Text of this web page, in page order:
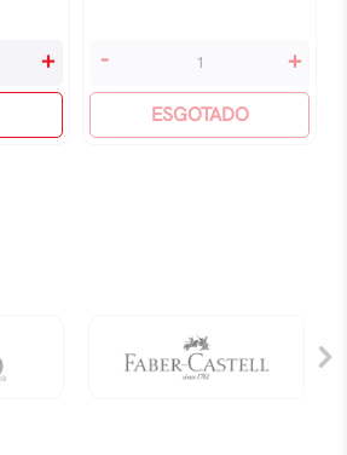
+
Bíblia
Capa
- +
ESGOTADO